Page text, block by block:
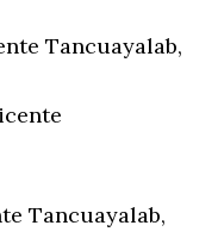
Tancuayalab,
Tancuayalab,